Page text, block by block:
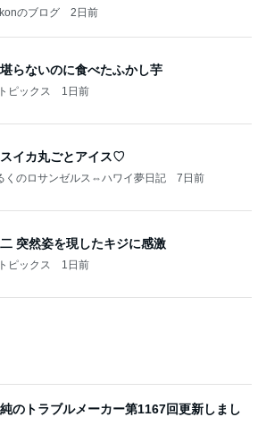
のブログ 2日前
らないのに食べたふかし芋
ピックス 1日前
イカ丸ごとアイス♡
くのロサンゼルス⇔ハワイ夢日記 7日前
突然姿を現したキジに感激
ピックス 1日前
のトラブルメーカー第1167回更新しまし